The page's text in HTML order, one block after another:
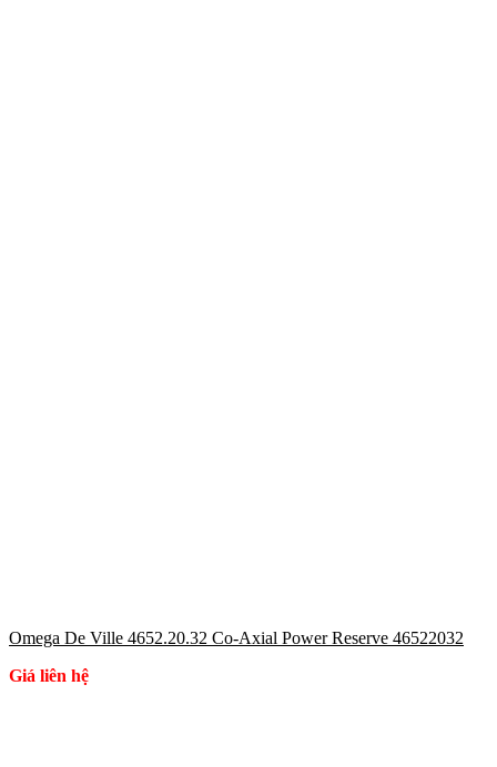
Omega De Ville 4652.20.32 Co-Axial Power Reserve 46522032
Giá liên hệ